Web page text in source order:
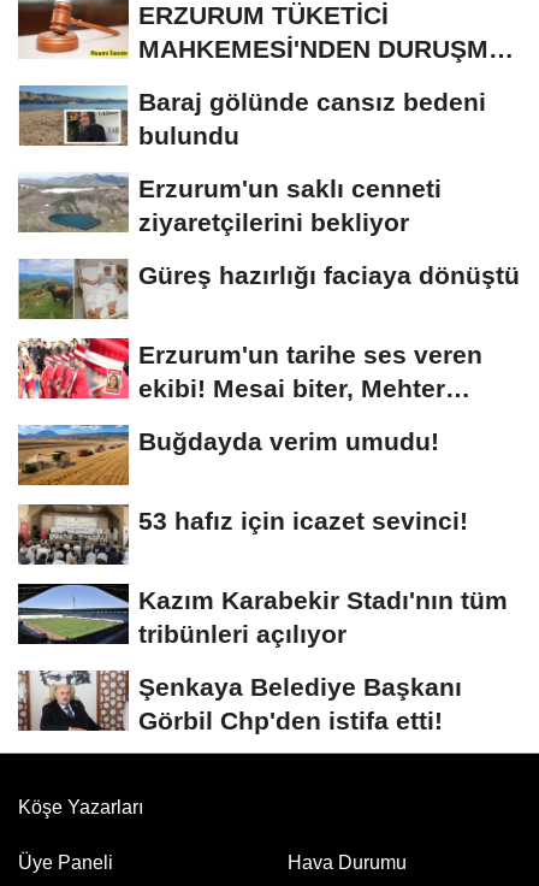
ERZURUM TÜKETİCİ
MAHKEMESİ'NDEN DURUŞMA
Baraj gölünde cansız bedeni
bulundu
Erzurum'un saklı cenneti
ziyaretçilerini bekliyor
Güreş hazırlığı faciaya dönüştü
Erzurum'un tarihe ses veren
ekibi! Mesai biter, Mehter
Buğdayda verim umudu!
53 hafız için icazet sevinci!
Kazım Karabekir Stadı'nın tüm
tribünleri açılıyor
Şenkaya Belediye Başkanı
Görbil Chp'den istifa etti!
Köşe Yazarları
Üye Paneli Hava Durumu